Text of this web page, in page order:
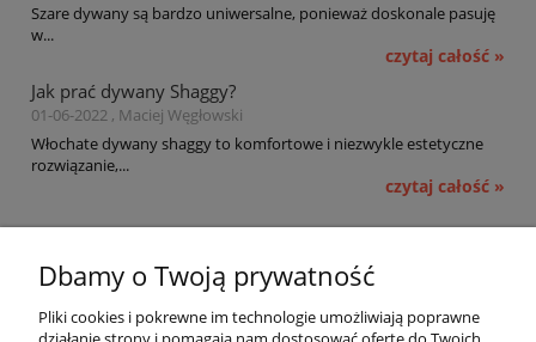
Szare dywany są bardzo uniwersalne, ponieważ doskonale pasuję
w...
czytaj całość »
Jak prać dywany Shaggy?
01-06-2022 , Maciej Węgłowski
Włochate dywany shaggy to komfortowe i niezwykle estetyczne
rozwiązanie,...
czytaj całość »
Dbamy o Twoją prywatność
Pliki cookies i pokrewne im technologie umożliwiają poprawne